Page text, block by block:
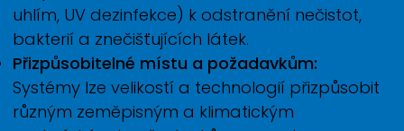
uhlím, UV dezinfekce) k odstranění nečistot,
bakterií a znečišťujících látek.
Přizpůsobitelné místu a požadavkům:
Systémy lze velikostí a technologií přizpůsobit
různým zeměpisným a klimatickým